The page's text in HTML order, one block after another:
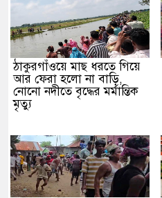
ঠাকুরগাঁওয়ে মাছ ধরতে গিয়ে
আর ফেরা হলো না বাড়ি,
নোনো নদীতে বৃদ্ধের মর্মান্তিক
মৃত্যু